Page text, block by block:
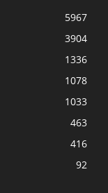
5967
3904
1336
1078
1033
463
416
92